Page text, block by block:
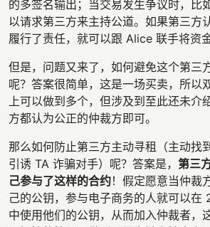
的多签名输出；当交易发生争议时，比
以请求第三方来主持公道。如果第三方
履行了责任，就可以跟 Alice 联手将资金
但是，问题又来了，如何避免这个第三
呢？答案很简单，这是一场买卖，所以
上可以做到多个，但涉及到至此还未介
方都认为公正的仲裁方即可。
那么如何防止第三方主动寻租（主动找
引诱 TA 诈骗对手）呢？答案是， 第三
己参与了这样的合约！假定愿意当仲裁
己的公钥，参与电子商务的人就可以
中使用他们的公钥，从而加入仲裁者，